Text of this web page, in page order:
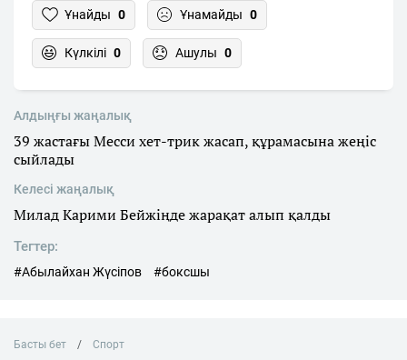
Ұнайды 0 Ұнамайды 0
Күлкілі 0 Ашулы 0
Алдыңғы жаңалық
39 жастағы Месси хет-трик жасап, құрамасына жеңіс
сыйлады
Келесі жаңалық
Милад Карими Бейжіңде жарақат алып қалды
Тегтер:
#Абылайхан Жүсіпов #боксшы
Басты бет Спорт